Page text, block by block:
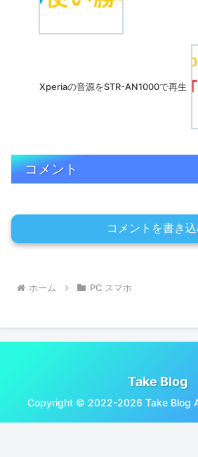
Xperiaの音源をSTR-AN1000で再生
コメント
コメントを書き
ホーム PC スマホ
Take Blog
Copyright © 2022-2026 Take Blog